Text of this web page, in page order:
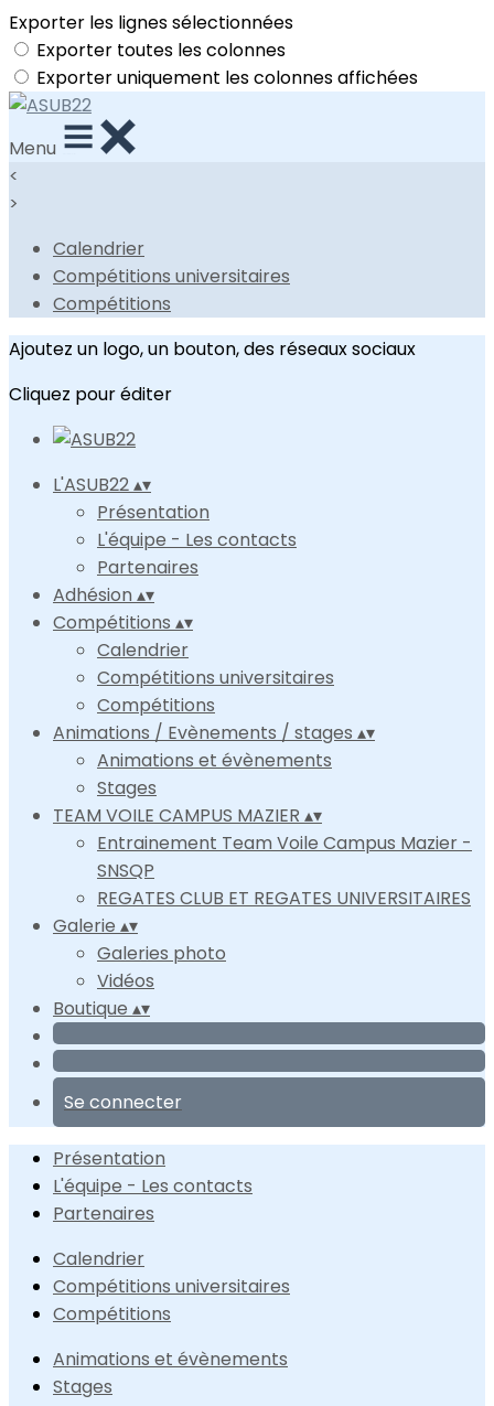
Exporter les lignes sélectionnées
Exporter toutes les colonnes
Exporter uniquement les colonnes affichées
Menu
<
>
Calendrier
Compétitions universitaires
Compétitions
Ajoutez un logo, un bouton, des réseaux sociaux
Cliquez pour éditer
L'ASUB22▴▾
Présentation
L'équipe - Les contacts
Partenaires
Adhésion▴▾
Compétitions ▴▾
Calendrier
Compétitions universitaires
Compétitions
Animations / Evènements / stages ▴▾
Animations et évènements
Stages
TEAM VOILE CAMPUS MAZIER ▴▾
Entrainement Team Voile Campus Mazier -
SNSQP
REGATES CLUB ET REGATES UNIVERSITAIRES
Galerie ▴▾
Galeries photo
Vidéos
Boutique ▴▾
Se connecter
Présentation
L'équipe - Les contacts
Partenaires
Calendrier
Compétitions universitaires
Compétitions
Animations et évènements
Stages